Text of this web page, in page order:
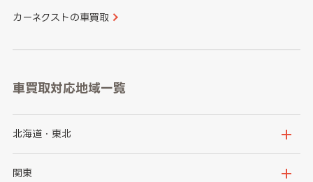
カーネクストの車買取
車買取対応地域一覧
北海道・東北
北海道
関東